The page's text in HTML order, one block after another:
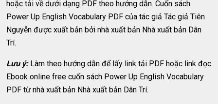
hoặc tải về dưới dạng PDF theo hướng dẫn. Cuốn sách
Power Up English Vocabulary PDF của tác giả Tác giả Tiên
Nguyễn được xuất bản bởi nhà xuất bản Nhà xuất bản Dân
Trí.
Lưu ý:Làm theo hướng dẫn để lấy link tải PDF hoặc link đọc
Ebook online free cuốn sách Power Up English Vocabulary
PDF từ nhà xuất bản Nhà xuất bản Dân Trí.